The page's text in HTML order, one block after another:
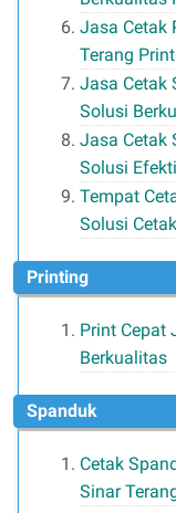
Jasa Cetak
Terang
Jasa Cetak
Solusi
Jasa Cetak
Solusi
Tempat
Solusi
Printing
Print Cepat
Berkualitas
Spanduk
Cetak
Sinar